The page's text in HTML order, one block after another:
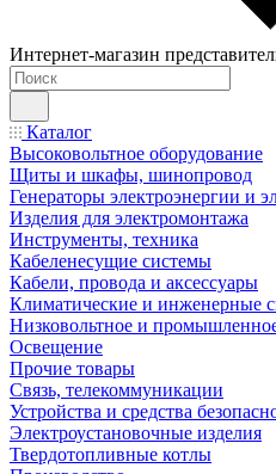
Интернет-магазин
Каталог
Высоковольтное оборудование
Щиты и шкафы, шинопровод
Генераторы электроэнергии и
Изделия для электромонтажа
Инструменты, техника
Кабеленесущие системы
Кабели, провода и аксессуары
Климатические и инженерные
Низковольтное и
Освещение
Прочие товары
Связь, телекоммуникации
Устройства и средства
Электроустановочные изделия
Твердотопливные котлы